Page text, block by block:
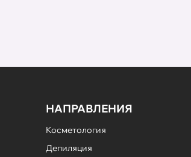
НАПРАВЛЕНИЯ
Косметология
Депиляция